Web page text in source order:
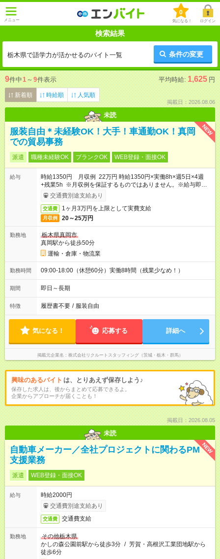
メニュー
0
気になる！ ログイン
検索結果
栃木県で語学力が活かせるのバイト一覧 条件の変更
9件中1 ～ 9件表示 平均時給: 1,625 円
新着順 時給順 人気順
掲載日：2026.08.06
未読
NEW
服装自由＊未経験OK！大手！車通勤OK！真岡
での貿易事務
派遣 職種未経験OK ブランクOK WEB登録・面接OK
給与
時給1350円 月収例 22万円 時給1350円×実働8h×週5日×4週
+残業5h ※月収例を保証するものではありません。※給与即受取
りサービス利用可（利用条件有）
交通費別途支給あり
交通費 1ヶ月3万円を上限として実費支給
月収例 20～25万円
勤務地
栃木県真岡市
真岡駅から徒歩50分
運輸・倉庫・物流業
勤務時間 09:00-18:00（休憩60分）実働8時間（残業少なめ！）
期間 即日～長期
特徴 履歴書不要 / 服装自由
気になる！ 応募する 詳細へ
掲載元企業名 株式会社リクルートスタッフィング（茨城・栃木・群馬）
興味のあるバイト は、とりあえず保存しよう♪
保存した求人は、後からまとめて応募できるよ。
企業からアプローチが届くことも！
掲載日：2026.08.05
未読
NEW
自動車メーカー／全社プロジェクトに関わるPM
支援業務
派遣 WEB登録・面接OK
給与
時給2000円
交通費別途支給あり
交通費 交通費支給
勤務地
その他栃木県
かしの森公園前駅から徒歩3分 / 芳賀・高根沢工業団地駅から
徒歩6分